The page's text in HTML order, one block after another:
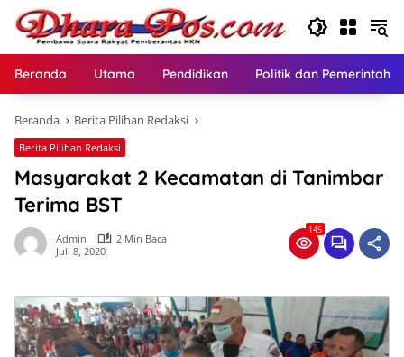
Langsung
konten
Beranda Utama Pendidikan Politik dan
Beranda Berita Pilihan Redaksi
Berita Pilihan Redaksi
Masyarakat 2 Kecamatan di Tanimbar
Terima BST
Admin
2 Min Baca
Juli 8, 2020
145